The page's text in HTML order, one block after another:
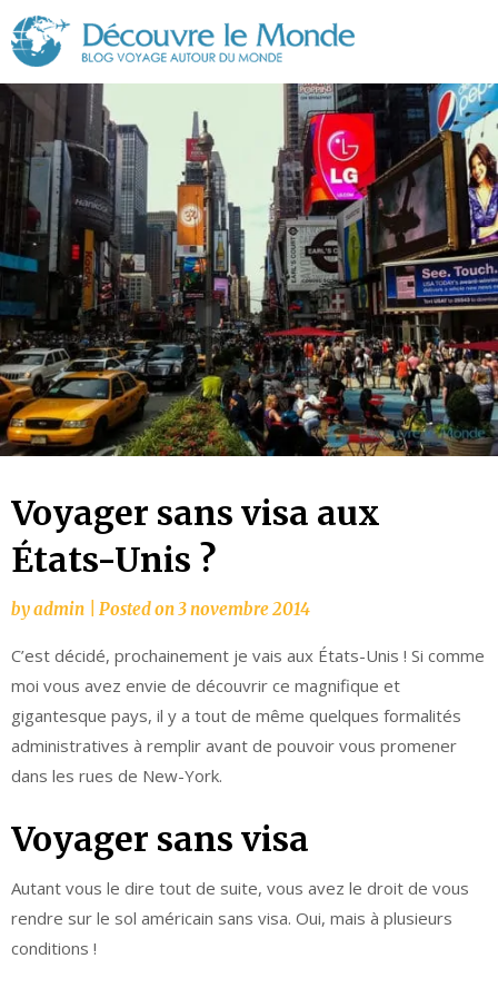
Monde
Voyager sans visa aux
États-Unis ?
byadmin Posted on 3 novembre 2014
C’est décidé, prochainement je vais aux États-Unis ! Si comme
moi vous avez envie de découvrir ce magnifique et
gigantesque pays, il y a tout de même quelques formalités
administratives à remplir avant de pouvoir vous promener
dans les rues de New-York.
Voyager sans visa
Autant vous le dire tout de suite, vous avez le droit de vous
rendre sur le sol américain sans visa. Oui, mais à plusieurs
conditions !